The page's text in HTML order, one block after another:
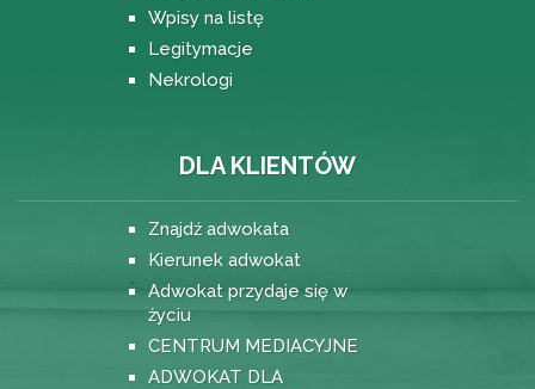
Wpisy na listę
Legitymacje
Nekrologi
DLA KLIENTÓW
Znajdź adwokata
Kierunek adwokat
Adwokat przydaje się w
życiu
CENTRUM MEDIACYJNE
ADWOKAT DLA